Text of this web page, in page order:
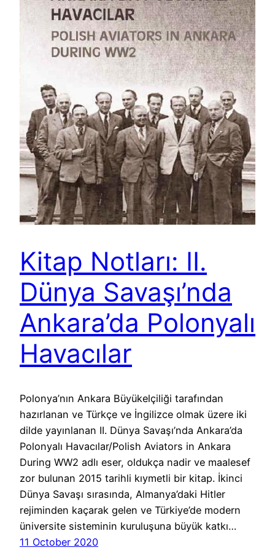
Kitap Notları: II.
Dünya Savaşı’nda
Ankara’da Polonyalı
Havacılar
Polonya’nın Ankara Büyükelçiliği tarafından
hazırlanan ve Türkçe ve İngilizce olmak üzere iki
dilde yayınlanan II. Dünya Savaşı’nda Ankara’da
Polonyalı Havacılar/Polish Aviators in Ankara
During WW2 adlı eser, oldukça nadir ve maalesef
zor bulunan 2015 tarihli kıymetli bir kitap. İkinci
Dünya Savaşı sırasında, Almanya’daki Hitler
rejiminden kaçarak gelen ve Türkiye’de modern
üniversite sisteminin kuruluşuna büyük katkı…
11 October 2020